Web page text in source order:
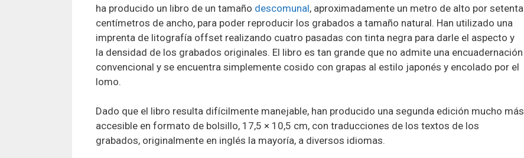
ha producido un libro de un tamaño descomunal, aproximadamente un metro de alto por setenta
centímetros de ancho, para poder reproducir los grabados a tamaño natural. Han utilizado una
imprenta de litografía offset realizando cuatro pasadas con tinta negra para darle el aspecto y
la densidad de los grabados originales. El libro es tan grande que no admite una encuadernación
convencional y se encuentra simplemente cosido con grapas al estilo japonés y encolado por el
lomo.
Dado que el libro resulta difícilmente manejable, han producido una segunda edición mucho más
accesible en formato de bolsillo, 17,5 × 10,5 cm, con traducciones de los textos de los
grabados, originalmente en inglés la mayoría, a diversos idiomas.